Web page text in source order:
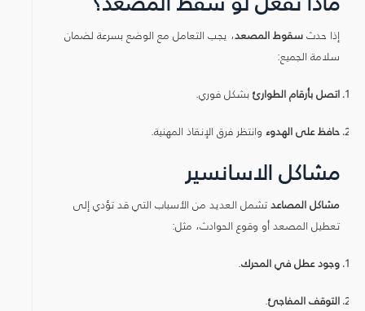
إذا حدثسقوط المصعد، يجب التعامل مع الوضع بسرعة لضمان
سلامة الجميع:
اتصل بأرقام الطوارئبشكل فوري.
حافظ على الهدوء وانتظر فرق الإنقاذ المهنية.
مشاكل الاسانسير
مشاكل المصاعدتشمل العديد من الأسباب التي قد تؤدي إلى
تعطيل المصعد أو وقوع الحوادث، مثل:
وجود عطل في المحرك.
التوقف المفاجئ.